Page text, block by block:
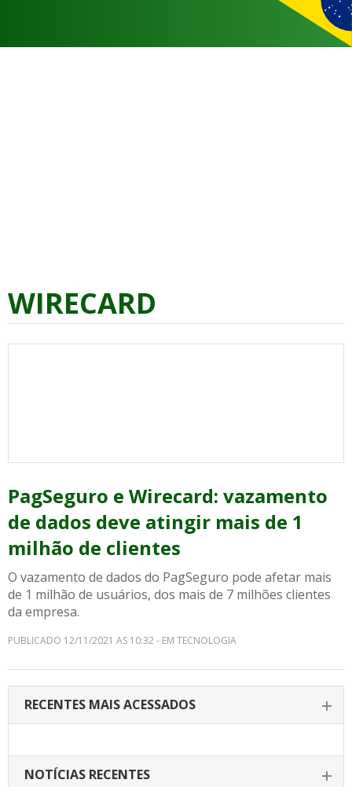
WIRECARD
PagSeguro e Wirecard: vazamento
de dados deve atingir mais de 1
milhão de clientes
O vazamento de dados do PagSeguro pode afetar mais
de 1 milhão de usuários, dos mais de 7 milhões clientes
da empresa.
PUBLICADO 12/11/2021 AS 10:32 - EM TECNOLOGIA
RECENTES MAIS ACESSADOS
NOTÍCIAS RECENTES